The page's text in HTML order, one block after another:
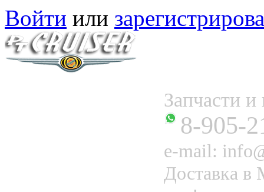
Войти или
Запчасти
8-905-
e-mail:
Доставка в